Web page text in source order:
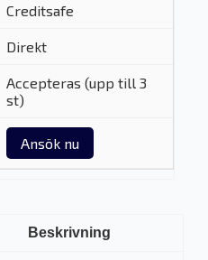
Creditsafe
Direkt
Accepteras (upp till 3
st)
Ansök nu
Beskrivning